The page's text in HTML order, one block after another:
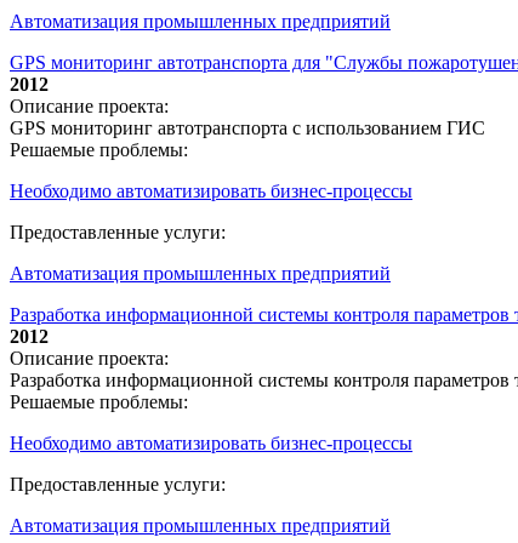
Автоматизация промышленных предприятий
GPS мониторинг автотранспорта для "Службы
2012
Описание проекта:
GPS мониторинг автотранспорта с использованием ГИС
Решаемые проблемы:
Необходимо автоматизировать бизнес-процессы
Предоставленные услуги:
Автоматизация промышленных предприятий
Разработка информационной системы контроля параметров
2012
Описание проекта:
Разработка информационной системы контроля параметров
Решаемые проблемы:
Необходимо автоматизировать бизнес-процессы
Предоставленные услуги:
Автоматизация промышленных предприятий